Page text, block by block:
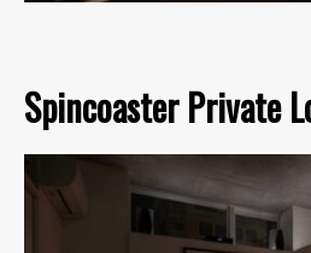
Spincoaster Private